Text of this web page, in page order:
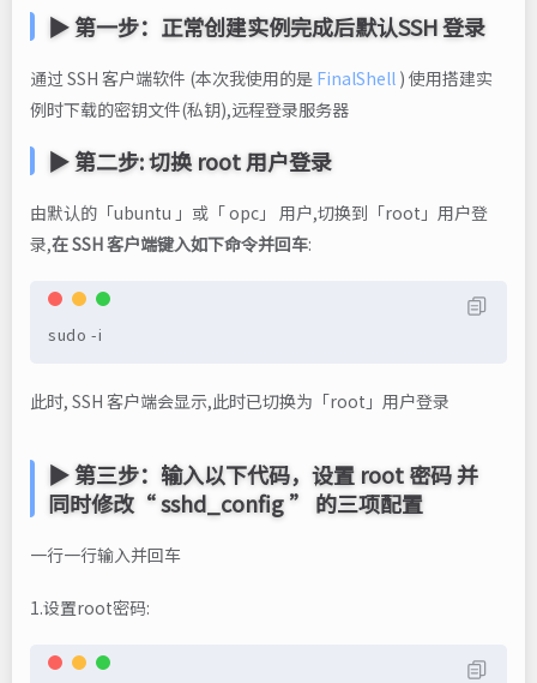
▶ 第一步：正常创建实例完成后默认SSH 登录
通过 SSH 客户端软件 (本次我使用的是 FinalShell ) 使用搭建实
例时下载的密钥文件(私钥),远程登录服务器
▶ 第二步: 切换 root 用户登录
由默认的「ubuntu 」或「 opc」 用户,切换到「root」用户登
录,在 SSH 客户端键入如下命令并回车:
sudo -i
此时, SSH 客户端会显示,此时已切换为「root」用户登录
▶ 第三步：输入以下代码，设置 root 密码 并
同时修改“ sshd_config ” 的三项配置
一行一行输入并回车
1.设置root密码: